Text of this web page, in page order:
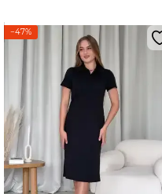
−47%